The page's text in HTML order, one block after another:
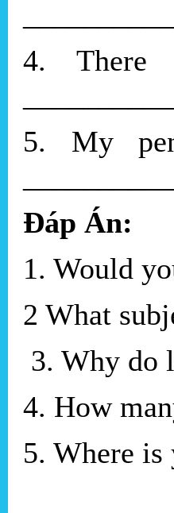
4.
5. My
Đáp Án:
1. Would
2 What
3. Why do
4. How
5. Where